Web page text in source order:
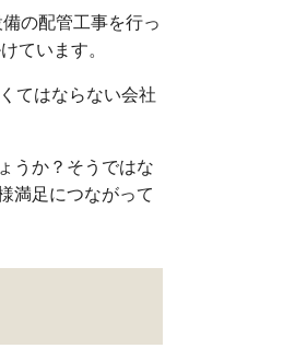
の配管工事を行っ
ています。
てはならない会社
うか？そうではな
満足につながって